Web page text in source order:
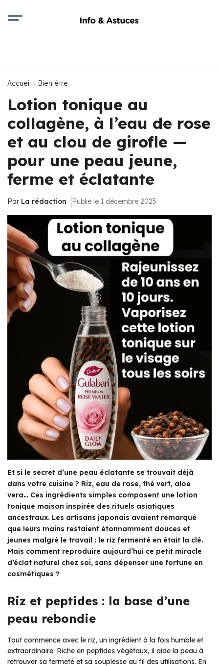
Accueil Bien être
Lotion tonique au
collagène, à l’eau de rose
et au clou de girofle —
pour une peau jeune,
ferme et éclatante
Par La rédaction Publié le 1 décembre 2025
Et si le secret d’une peau éclatante se trouvait déjà
dans votre cuisine ? Riz, eau de rose, thé vert, aloe
vera… Ces ingrédients simples composent une lotion
tonique maison inspirée des rituels asiatiques
ancestraux. Les artisans japonais avaient remarqué
que leurs mains restaient étonnamment douces et
jeunes malgré le travail : le riz fermenté en était la clé.
Mais comment reproduire aujourd’hui ce petit miracle
d’éclat naturel chez soi, sans dépenser une fortune en
cosmétiques ?
Riz et peptides : la base d’une
peau rebondie
Tout commence avec le riz, un ingrédient à la fois humble et
extraordinaire. Riche en peptides végétaux, il aide la peau à
retrouver sa fermeté et sa souplesse au fil des utilisations. En